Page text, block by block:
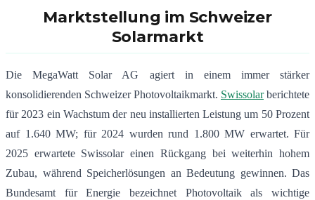
Marktstellung im Schweizer
Solarmarkt
Die MegaWatt Solar AG agiert in einem immer stärker
konsolidierenden Schweizer Photovoltaikmarkt. Swissolarberichtete
für 2023 ein Wachstum der neu installierten Leistung um 50 Prozent
auf 1.640 MW; für 2024 wurden rund 1.800 MW erwartet. Für
2025 erwartete Swissolar einen Rückgang bei weiterhin hohem
Zubau, während Speicherlösungen an Bedeutung gewinnen. Das
Bundesamt für Energie bezeichnet Photovoltaik als wichtige